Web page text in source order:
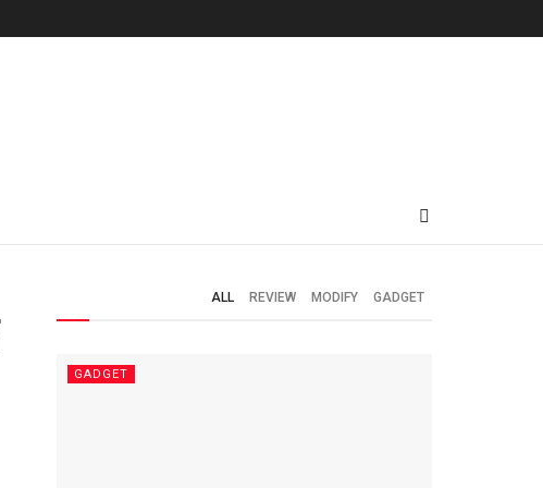
ALL REVIEW MODIFY GADGET
GADGET